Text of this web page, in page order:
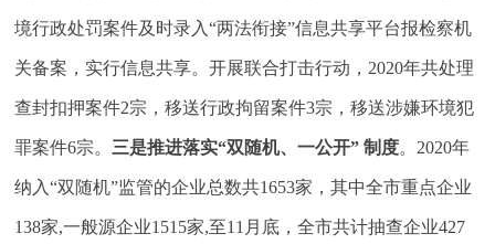
境行政处罚案件及时录入“两法衔接”信息共享平台报检察机
关备案，实行信息共享。开展联合打击行动，2020年共处理
查封扣押案件2宗，移送行政拘留案件3宗，移送涉嫌环境犯
罪案件6宗。三是推进落实“双随机、一公开” 制度。2020年
纳入“双随机”监管的企业总数共1653家，其中全市重点企业
138家,一般源企业1515家,至11月底，全市共计抽查企业427